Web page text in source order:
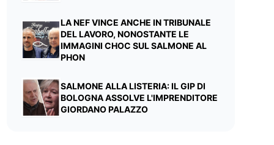
LA NEF VINCE ANCHE IN TRIBUNALE
DEL LAVORO, NONOSTANTE LE
IMMAGINI CHOC SUL SALMONE AL
PHON
SALMONE ALLA LISTERIA: IL GIP DI
BOLOGNA ASSOLVE L'IMPRENDITORE
GIORDANO PALAZZO